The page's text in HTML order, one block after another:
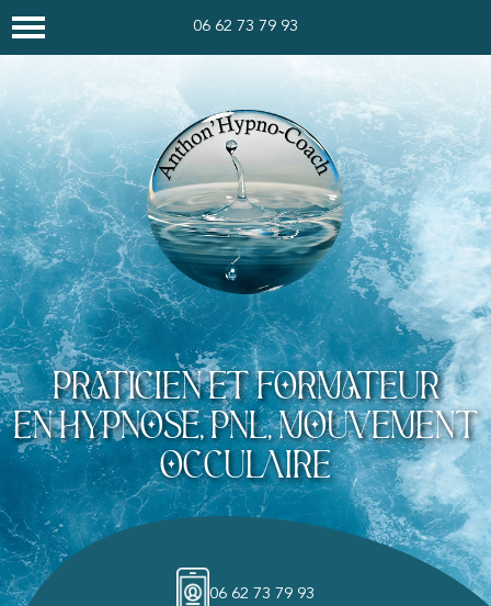
06 62 73 79 93
PRATICIEN ET FORMATEUR
EN HYPNOSE, PNL, MOUVEMENT
OCCULAIRE
06 62 73 79 93